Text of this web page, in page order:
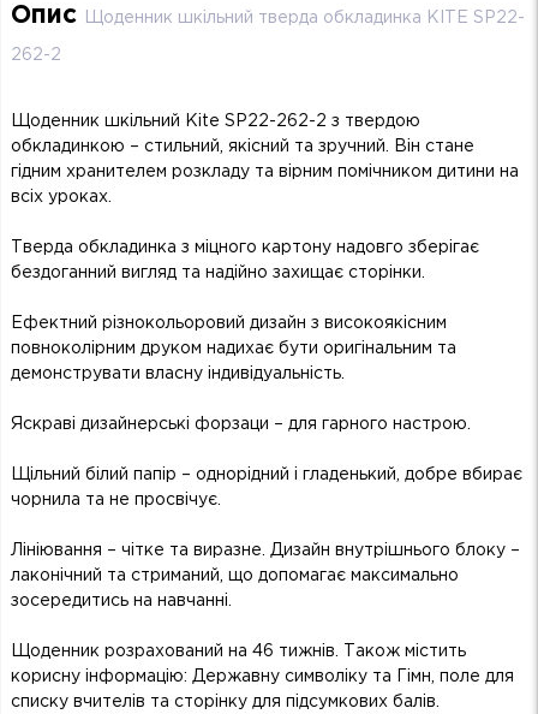
Опис Щоденник шкільний тверда обкладинка KITE SP22-
262-2
Щоденник шкільний Kite SP22-262-2 з твердою
обкладинкою – стильний, якісний та зручний. Він стане
гідним хранителем розкладу та вірним помічником дитини на
всіх уроках.
Тверда обкладинка з міцного картону надовго зберігає
бездоганний вигляд та надійно захищає сторінки.
Ефектний різнокольоровий дизайн з високоякісним
повноколірним друком надихає бути оригінальним та
демонструвати власну індивідуальність.
Яскраві дизайнерські форзаци – для гарного настрою.
Щільний білий папір – однорідний і гладенький, добре вбирає
чорнила та не просвічує.
Лініювання – чітке та виразне. Дизайн внутрішнього блоку –
лаконічний та стриманий, що допомагає максимально
зосередитись на навчанні.
Щоденник розрахований на 46 тижнів. Також містить
корисну інформацію: Державну символіку та Гімн, поле для
списку вчителів та сторінку для підсумкових балів.